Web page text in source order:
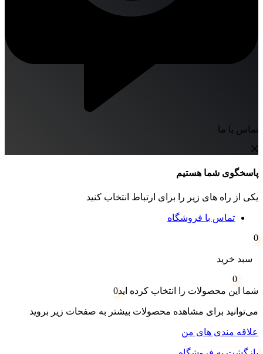
تماس با ما
پاسخگوی شما هستیم
یکی از راه های زیر را برای ارتباط انتخاب کنید
تماس با فروشگاه
0
سبد خرید
0
شما این محصولات را انتخاب کرده اید0
می‌توانید برای مشاهده محصولات بیشتر به صفحات زیر بروید
علاقه مندی های من